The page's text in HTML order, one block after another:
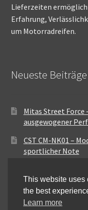
Lieferzeiten
Erfahrung,
um Motorradreifen.
Neueste Beiträge
Mitas Street
ausgewogener
CST CM-NK01 –
sportlicher Note
Maxxis MA-ST3 –
für vielseitige
Pirelli City Demon
This website uses
the best
Learn more